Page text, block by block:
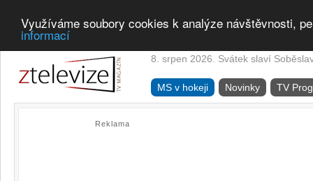
Využíváme soubory cookies k analýze návštěvnosti,
informací
8. srpen 2026. Svátek slaví
MS v hokeji Novinky TV
Reklama